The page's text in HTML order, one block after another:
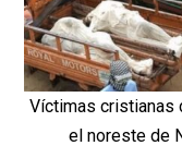
Víctimas cristianas
el noreste de